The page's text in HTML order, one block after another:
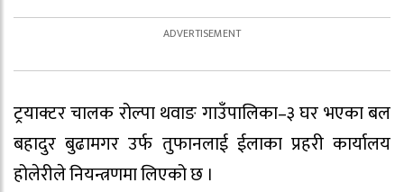
ट्रयाक्टर चालक रोल्पा थवाङ गाउँपालिका–३ घर भएका बल
बहादुर बुढामगर उर्फ तुफानलाई ईलाका प्रहरी कार्यालय
होलेरीले नियन्त्रणमा लिएको छ ।